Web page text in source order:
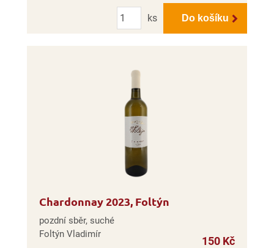
Počet
ks
Do košíku
Chardonnay 2023, Foltýn
pozdní sběr, suché
Foltýn Vladimír
150 Kč